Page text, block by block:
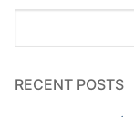
RECENT POSTS